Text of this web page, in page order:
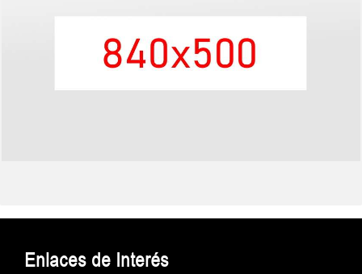
Enlaces de Interés